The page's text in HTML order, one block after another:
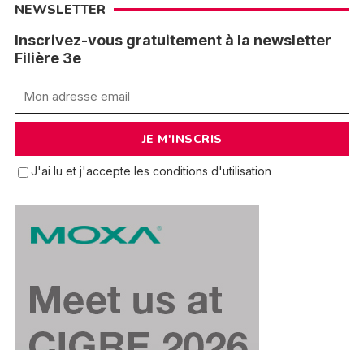
NEWSLETTER
Inscrivez-vous gratuitement à la newsletter
Filière 3e
J'ai lu et j'accepte les conditions d'utilisation